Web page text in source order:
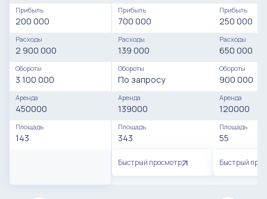
Прибыль
200 000
Расходы
2 900 000
Обороты
3 100 000
Аренда
450000
Площадь
143
Прибыль
700 000
Расходы
139 000
Обороты
По запросу
Аренда
139000
Площадь
343
Быстрый просмотр
Прибыль
250 000
Расходы
650 000
Обороты
900 000
Аренда
120000
Площадь
55
Быстрый